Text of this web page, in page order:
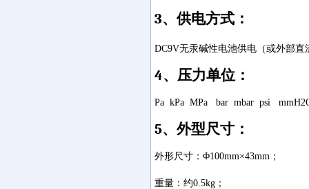
3、供电方式：
DC9V无汞碱性电池供电（或外部直
4、压力单位：
Pa kPa MPa bar mbar psi
5、外型尺寸：
外形尺寸：Φ100mm×43mm ；
重量：约0.5kg ；